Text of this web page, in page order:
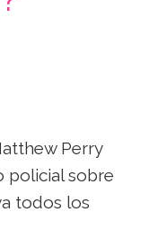
Perry
policial sobre
todos los